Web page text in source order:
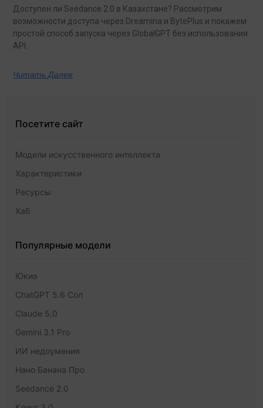
Доступен ли Seedance 2.0 в Казахстане? Рассмотрим
возможности доступа через Dreamina и BytePlus и покажем
простой способ запуска через GlobalGPT без использования
API.
Читать Далее
Посетите сайт
Модели искусственного интеллекта
Характеристики
Ресурсы
Хаб
Популярные модели
Юкиэ
ChatGPT 5.6 Сол
Claude 5,0
Gemini 3.1 Pro
ИИ недоумения
Нано Банана Про
Seedance 2.0